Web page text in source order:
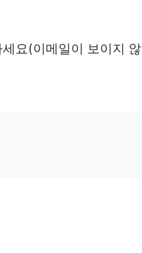
요(이메일이 보이지 않